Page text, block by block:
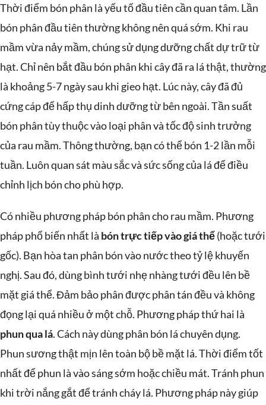
Thời điểm bón phân là yếu tố đầu tiên cần quan tâm. Lần
bón phân đầu tiên thường không nên quá sớm. Khi rau
mầm vừa nảy mầm, chúng sử dụng dưỡng chất dự trữ từ
hạt. Chỉ nên bắt đầu bón phân khi cây đã ra lá thật, thường
là khoảng 5-7 ngày sau khi gieo hạt. Lúc này, cây đã đủ
cứng cáp để hấp thụ dinh dưỡng từ bên ngoài. Tần suất
bón phân tùy thuộc vào loại phân và tốc độ sinh trưởng
của rau mầm. Thông thường, bạn có thể bón 1-2 lần mỗi
tuần. Luôn quan sát màu sắc và sức sống của lá để điều
chỉnh lịch bón cho phù hợp.
Có nhiều phương pháp bón phân cho rau mầm. Phương
pháp phổ biến nhất là bón trực tiếp vào giá thể(hoặc tưới
gốc). Bạn hòa tan phân bón vào nước theo tỷ lệ khuyến
nghị. Sau đó, dùng bình tưới nhẹ nhàng tưới đều lên bề
mặt giá thể. Đảm bảo phân được phân tán đều và không
đọng lại quá nhiều ở một chỗ. Phương pháp thứ hai là
phun qua lá. Cách này dùng phân bón lá chuyên dụng.
Phun sương thật mịn lên toàn bộ bề mặt lá. Thời điểm tốt
nhất để phun là vào sáng sớm hoặc chiều mát. Tránh phun
khi trời nắng gắt để tránh cháy lá. Phương pháp này giúp